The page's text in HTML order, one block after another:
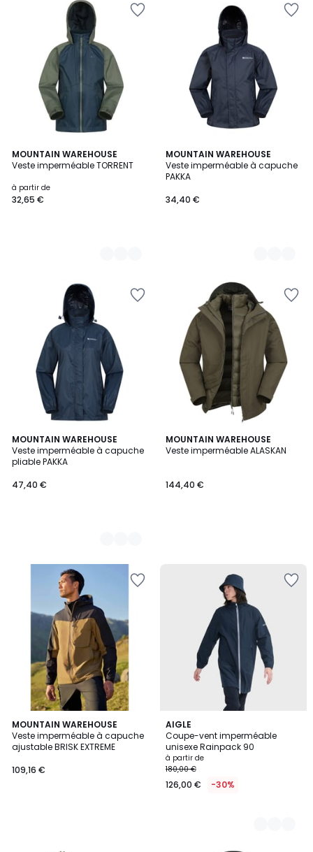
MOUNTAIN WAREHOUSE
Veste imperméable TORRENT
à partir de
32,65 €
3
Couleurs
MOUNTAIN WAREHOUSE
Veste imperméable à capuche
PAKKA
34,40 €
12
Couleurs
MOUNTAIN WAREHOUSE
Veste imperméable à capuche
pliable PAKKA
47,40 €
9
Couleurs
MOUNTAIN WAREHOUSE
Veste imperméable ALASKAN
144,40 €
MOUNTAIN WAREHOUSE
Veste imperméable à capuche
ajustable BRISK EXTREME
109,16 €
AIGLE
Coupe-vent imperméable
unisexe Rainpack 90
à partir de
180,00 €
126,00 € -30%
4
Couleurs